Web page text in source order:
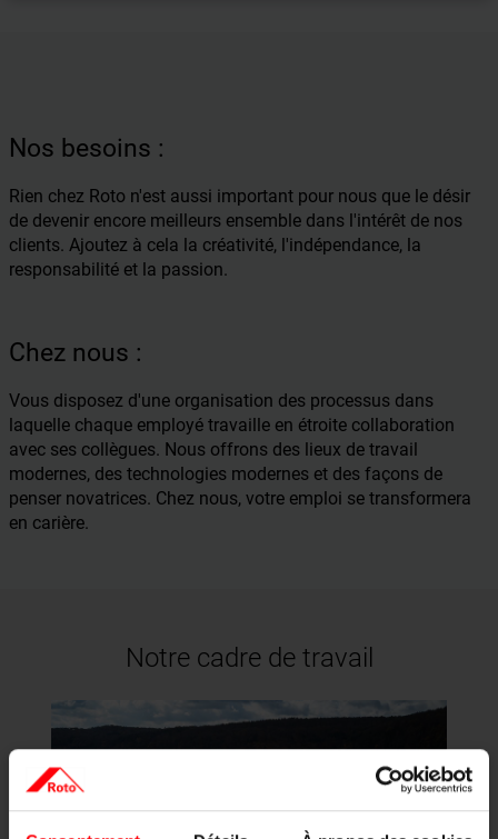
Nos besoins :
Rien chez Roto n'est aussi important pour nous que le désir
de devenir encore meilleurs ensemble dans l'intérêt de nos
clients. Ajoutez à cela la créativité, l'indépendance, la
responsabilité et la passion.
Chez nous :
Vous disposez d'une organisation des processus dans
laquelle chaque employé travaille en étroite collaboration
avec ses collègues. Nous offrons des lieux de travail
modernes, des technologies modernes et des façons de
penser novatrices. Chez nous, votre emploi se transformera
en carière.
Notre cadre de travail